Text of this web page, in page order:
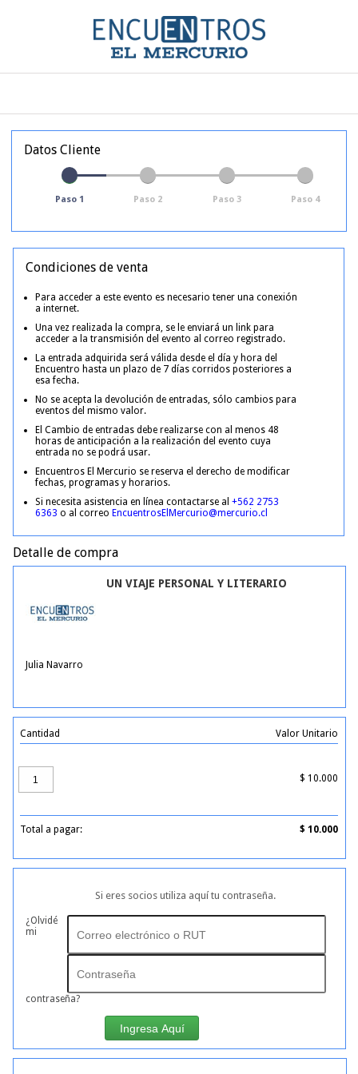
Datos Cliente
Paso 1 Paso 2 Paso 3 Paso 4
Condiciones de venta
Para acceder a este evento es necesario tener una conexión
a internet.
Una vez realizada la compra, se le enviará un link para
acceder a la transmisión del evento al correo registrado.
La entrada adquirida será válida desde el día y hora del
Encuentro hasta un plazo de 7 días corridos posteriores a
esa fecha.
No se acepta la devolución de entradas, sólo cambios para
eventos del mismo valor.
El Cambio de entradas debe realizarse con al menos 48
horas de anticipación a la realización del evento cuya
entrada no se podrá usar.
Encuentros El Mercurio se reserva el derecho de modificar
fechas, programas y horarios.
Si necesita asistencia en línea contactarse al +562 2753
6363 o al correo EncuentrosElMercurio@mercurio.cl
Detalle de compra
UN VIAJE PERSONAL Y LITERARIO
Julia Navarro
Cantidad Valor Unitario
$ 10.000
Total a pagar: $ 10.000
Si eres socios utiliza aquí tu contraseña.
¿Olvidé
mi
contraseña?